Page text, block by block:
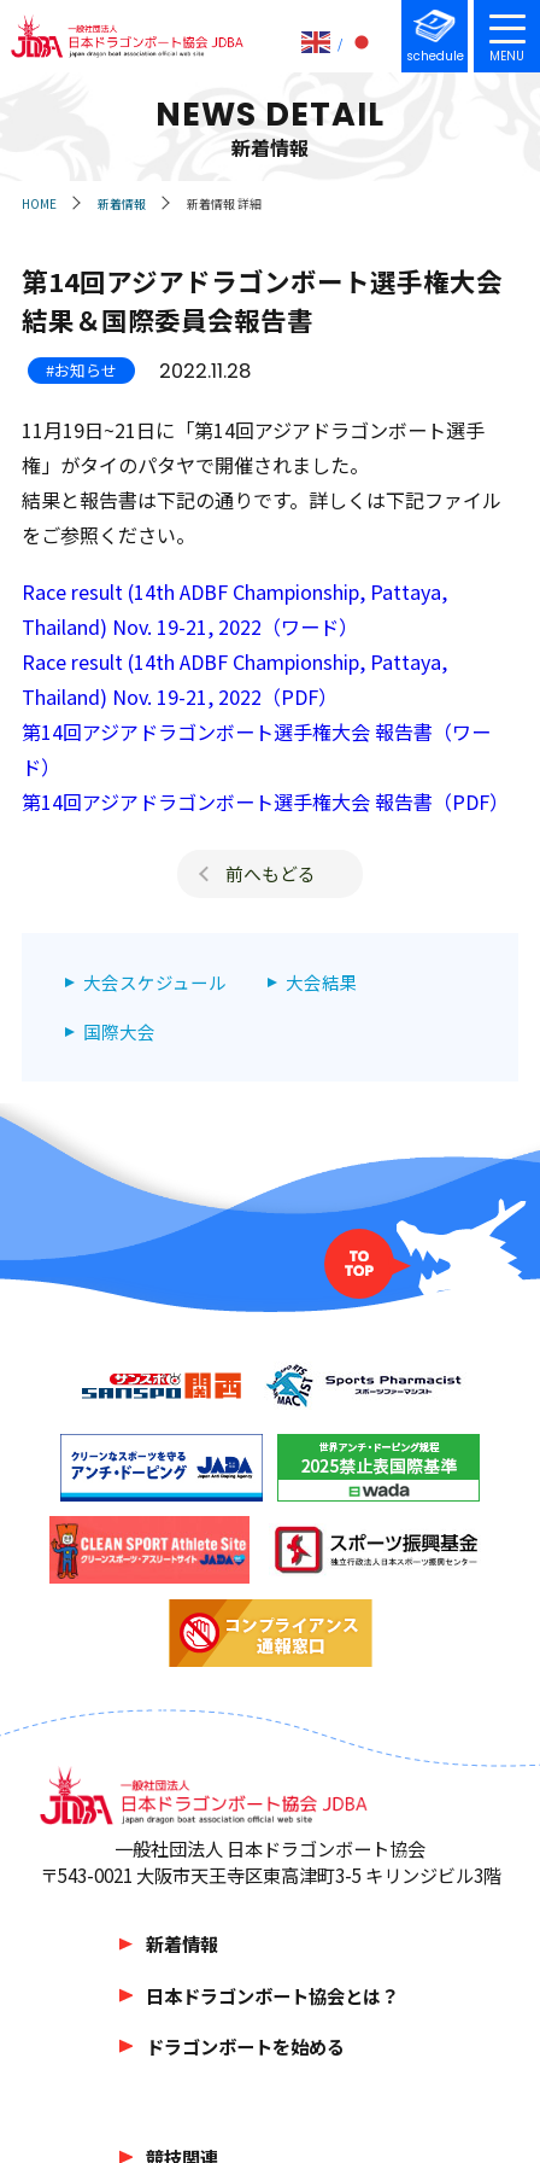
schedule MENU
NEWS DETAIL
新着情報
HOME 新着情報 新着情報 詳細
第14回アジアドラゴンボート選手権大会
結果＆国際委員会報告書
#お知らせ 2022.11.28
11月19日~21日に「第14回アジアドラゴンボート選手
権」がタイのパタヤで開催されました。
結果と報告書は下記の通りです。詳しくは下記ファイル
をご参照ください。
Race result (14th ADBF Championship, Pattaya,
Thailand) Nov. 19-21, 2022（ワード）
Race result (14th ADBF Championship, Pattaya,
Thailand) Nov. 19-21, 2022（PDF）
第14回アジアドラゴンボート選手権大会 報告書（ワー
ド）
第14回アジアドラゴンボート選手権大会 報告書（PDF）
前へもどる
大会スケジュール
大会結果
国際大会
一般社団法人 日本ドラゴンボート協会
〒543-0021 大阪市天王寺区東高津町3-5 キリンジビル3階
新着情報
日本ドラゴンボート協会とは？
ドラゴンボートを始める
競技関連